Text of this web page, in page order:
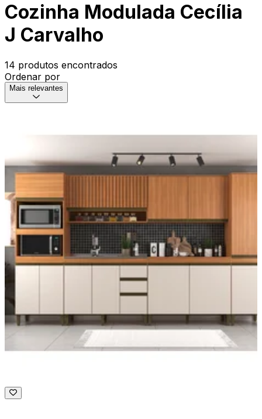
Cozinha Modulada Cecília
J Carvalho
14 produtos encontrados
Ordenar por
Mais relevantes